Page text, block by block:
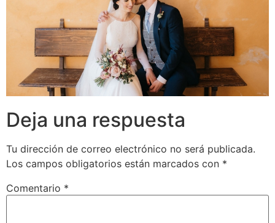
Deja una respuesta
Tu dirección de correo electrónico no será publicada.
Los campos obligatorios están marcados con *
Comentario *